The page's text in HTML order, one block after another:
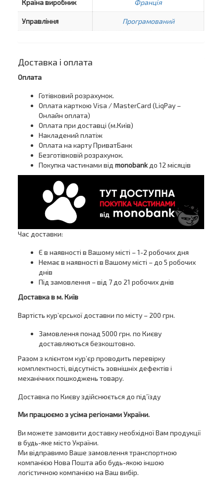
Країна виробник Франція
Управління Програмований
Доставка і оплата
Оплата
Готівковий розрахунок.
Оплата карткою Visa / MasterCard (LiqPay –
Онлайн оплата)
Оплата при доставці (м.Київ)
Накладений платіж
Оплата на карту ПриватБанк
Безготівковій розрахунок.
Покупка частинами від monobank до 12 місяців
Час доставки:
Є в наявності в Вашому місті – 1-2 робочих дня
Немає в наявності в Вашому місті – до 5 робочих
днів
Під замовлення – від 7 до 21 робочих днів
Доставка в м. Київ
Вартість кур’єрської доставки по місту – 200 грн.
Замовлення понад 5000 грн. по Києву
доставляються безкоштовно.
Разом з клієнтом кур’єр проводить перевірку
комплектності, відсутність зовнішніх дефектів і
механічних пошкоджень товару.
Доставка по Києву здійснюється до під’їзду
Ми працюємо з усіма регіонами України.
Ви можете замовити доставку необхідної Вам продукції
в будь-яке місто України.
Ми відправимо Ваше замовлення транспортною
компанією Нова Пошта або будь-якою іншою
логістичною компанією на Ваш вибір.